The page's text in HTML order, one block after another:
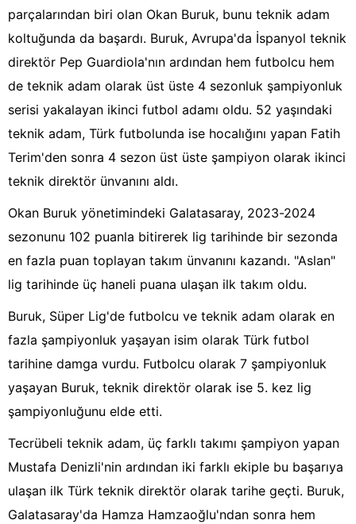
parçalarından biri olan Okan Buruk, bunu teknik adam
koltuğunda da başardı. Buruk, Avrupa'da İspanyol teknik
direktör Pep Guardiola'nın ardından hem futbolcu hem
de teknik adam olarak üst üste 4 sezonluk şampiyonluk
serisi yakalayan ikinci futbol adamı oldu. 52 yaşındaki
teknik adam, Türk futbolunda ise hocalığını yapan Fatih
Terim'den sonra 4 sezon üst üste şampiyon olarak ikinci
teknik direktör ünvanını aldı.
Okan Buruk yönetimindeki Galatasaray, 2023-2024
sezonunu 102 puanla bitirerek lig tarihinde bir sezonda
en fazla puan toplayan takım ünvanını kazandı. "Aslan"
lig tarihinde üç haneli puana ulaşan ilk takım oldu.
Buruk, Süper Lig'de futbolcu ve teknik adam olarak en
fazla şampiyonluk yaşayan isim olarak Türk futbol
tarihine damga vurdu. Futbolcu olarak 7 şampiyonluk
yaşayan Buruk, teknik direktör olarak ise 5. kez lig
şampiyonluğunu elde etti.
Tecrübeli teknik adam, üç farklı takımı şampiyon yapan
Mustafa Denizli'nin ardından iki farklı ekiple bu başarıya
ulaşan ilk Türk teknik direktör olarak tarihe geçti. Buruk,
Galatasaray'da Hamza Hamzaoğlu'ndan sonra hem